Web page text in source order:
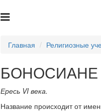
Главная Религиозные
БОНОСИАНЕ
Ересь VI века.
Название происходит от